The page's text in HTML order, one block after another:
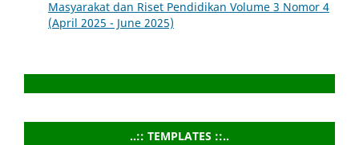
Masyarakat dan Riset Pendidikan Volume 3 Nomor 4
(April 2025 - June 2025)
..:: TEMPLATES ::..